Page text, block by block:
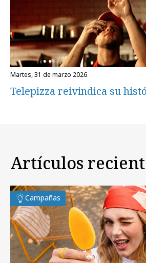
martes, 31 de marzo 2026
Telepizza reivindica su
Artículos
Campañas